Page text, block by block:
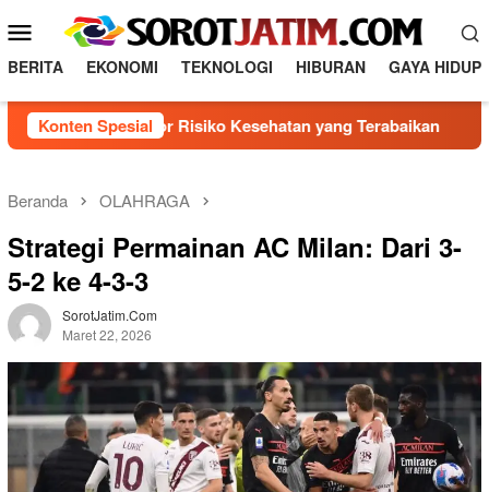
o
a
e
e
u
M
b
l
e
BERITA EKONOMI TEKNOLOGI HIBURAN GAYA HIDUP
Konten Spesial
5 Faktor Risiko Kesehatan yang Terabaikan
Beranda OLAHRAGA
Strategi Permainan AC Milan: Dari 3-
5-2 ke 4-3-3
SorotJatim.com
Maret 22, 2026